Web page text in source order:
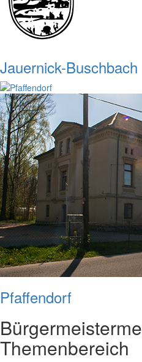
Jauernick-Buschbach
Pfaffendorf
Bürgermeister
Themenbereich